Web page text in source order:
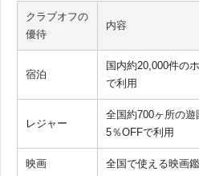
クラブオフの
優待
内容
宿泊
国内約20,000件の
で利用
レジャー
全国約700ヶ所の
5％OFFで利用
映画 全国で使える映画